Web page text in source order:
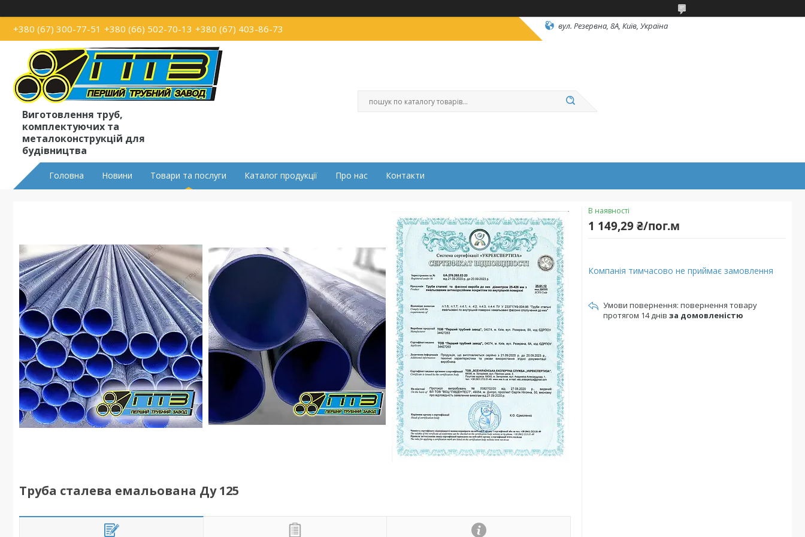
+380 (67) 300-77-51 +380 (66) 502-70-13 +380 (67) 403-86-73 вул. Резервна, 8А, Київ, Україна
Виготовлення труб,
комплектуючих та
металоконструкцій для
будівництва
Головна Новини Товари та послуги Каталог продукції Про нас Контакти
Труба сталева емальована Ду 125
В наявності
1 149,29 ₴/пог.м
Компанія тимчасово не приймає замовлення
повернення товару
протягом 14 днів за домовленістю